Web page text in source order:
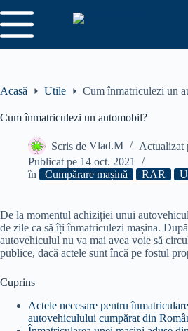
la
conținut
Acasă Utile Cum înmatriculezi un
Cum înmatriculezi un automobil?
Scris de Vlad.M Actualizat
Publicat pe 14 oct. 2021
în
Cumpărare mașină RAR
De la momentul achiziției unui
de zile ca să îți înmatriculezi mașina.
autovehiculul nu va mai avea voie să
publice, dacă actele sunt încă pe fostul
Cuprins
Actele necesare pentru
autovehiculului cumpărat din